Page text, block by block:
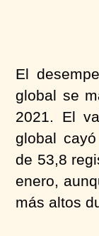
El
global se
2021. El
global
de 53,8
enero,
más altos